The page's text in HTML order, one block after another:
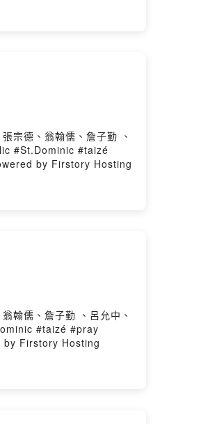
宗德、翁翰儒、詹子勤 、
#St.Dominic #taizé
by Firstory Hosting
翰儒、詹子勤 、呂允中、
#taizé #pray
by Firstory Hosting